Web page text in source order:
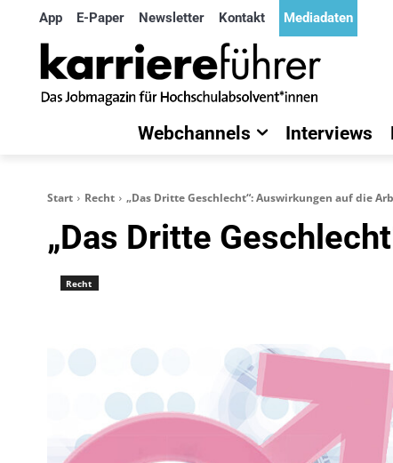
App E-Paper Newsletter Kontakt Mediadaten
Webchannels Interviews
Start Recht „Das Dritte Geschlecht“: Auswirkungen auf die
„Das Dritte
Recht